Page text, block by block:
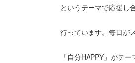
というテーマで応援し
行っています。毎日が
「自分HAPPY」がテ